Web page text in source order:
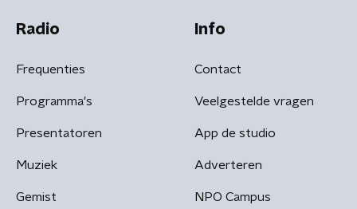
Radio
Frequenties
Programma's
Presentatoren
Muziek
Gemist
Info
Contact
Veelgestelde vragen
App de studio
Adverteren
NPO Campus